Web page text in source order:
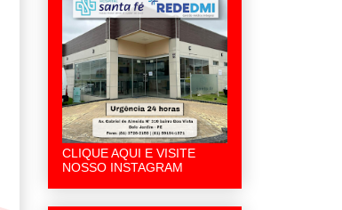
CLIQUE AQUI E VISITE
NOSSO INSTAGRAM